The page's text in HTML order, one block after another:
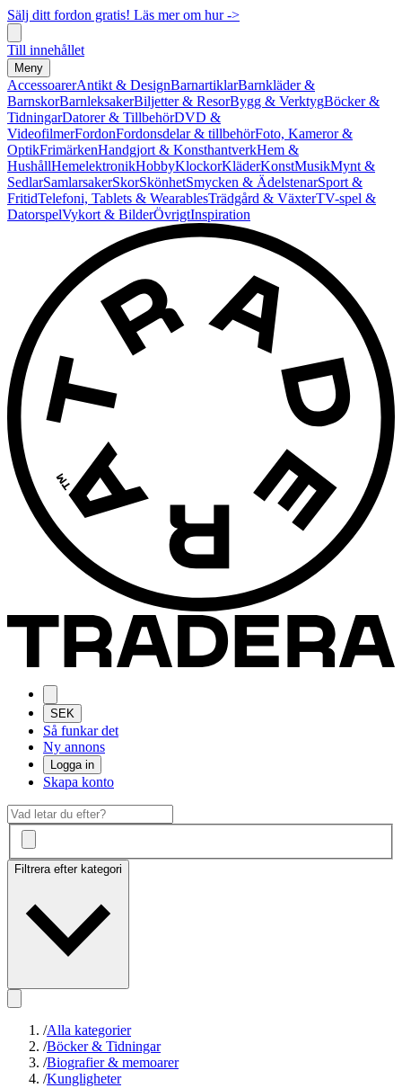
Sälj ditt fordon gratis! Läs mer om hur ->
Till innehållet
Meny
AccessoarerAntikt & DesignBarnartiklarBarnkläder &
BarnskorBarnleksakerBiljetter & ResorBygg & VerktygBöcker &
TidningarDatorer & TillbehörDVD &
VideofilmerFordonFordonsdelar & tillbehörFoto, Kameror &
OptikFrimärkenHandgjort & KonsthantverkHem &
HushållHemelektronikHobbyKlockorKläderKonstMusikMynt &
SedlarSamlarsakerSkorSkönhetSmycken & ÄdelstenarSport &
FritidTelefoni, Tablets & WearablesTrädgård & VäxterTV-spel &
DatorspelVykort & BilderÖvrigtInspiration
SEK
Så funkar det
Ny annons
Logga in
Skapa konto
Filtrera efter kategori
/Alla kategorier
/Böcker & Tidningar
/Biografier & memoarer
/Kungligheter